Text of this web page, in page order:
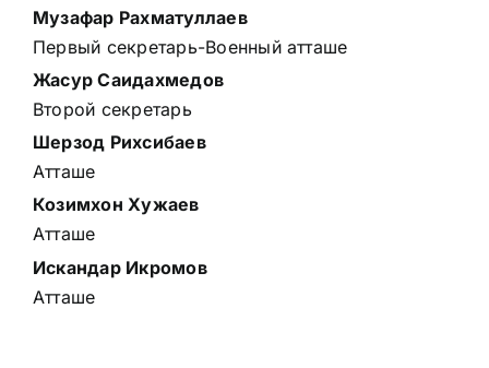
Музафар Рахматуллаев
Первый секретарь-Военный атташе
Жасур Саидахмедов
Второй секретарь
Шерзод Рихсибаев
Атташе
Козимхон Хужаев
Атташе
Искандар Икромов
Атташе